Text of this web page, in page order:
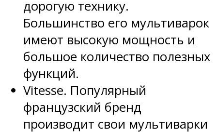
дорогую технику.
Большинство его мультиварок
имеют высокую мощность и
большое количество полезных
функций.
Vitesse. Популярный
французский бренд
производит свои мультиварки